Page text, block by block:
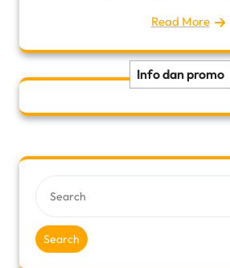
Read More
Info dan promo
Search